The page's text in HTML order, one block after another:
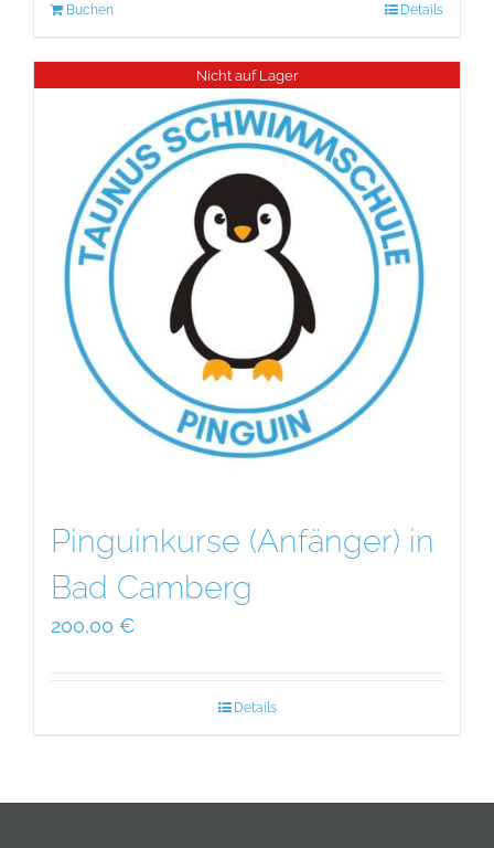
Buchen Details
Nicht auf Lager
Pinguinkurse (Anfänger) in
Bad Camberg
200,00 €
Details